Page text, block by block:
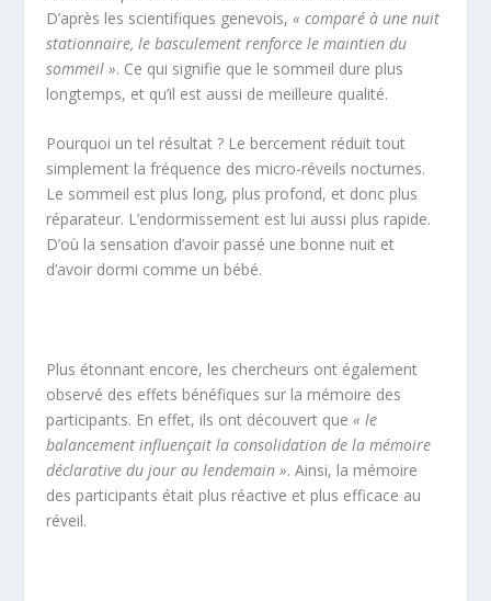
D’après les scientifiques genevois,« comparé à une nuit
stationnaire, le basculement renforce le maintien du
sommeil ». Ce qui signifie que le sommeil dure plus
longtemps, et qu’il est aussi de meilleure qualité.
Pourquoi un tel résultat ? Le bercement réduit tout
simplement la fréquence des micro-réveils nocturnes.
Le sommeil est plus long, plus profond, et donc plus
réparateur. L’endormissement est lui aussi plus rapide.
D’où la sensation d’avoir passé une bonne nuit et
d’avoir dormi comme un bébé.
Plus étonnant encore, les chercheurs ont également
observé des effets bénéfiques sur la mémoire des
participants. En effet, ils ont découvert que« le
balancement influençait la consolidation de la mémoire
déclarative du jour au lendemain ». Ainsi, la mémoire
des participants était plus réactive et plus efficace au
réveil.